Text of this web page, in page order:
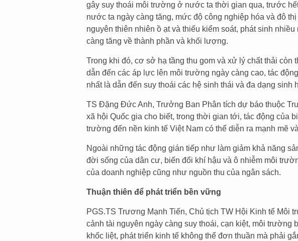
gây suy thoái môi trường ở nước ta thời gian qua, trước
nước ta ngày càng tăng, mức độ công nghiệp hóa và đô
nguyên thiên nhiên ồ ạt và thiếu kiểm soát, phát sinh
càng tăng về thành phần và khối lượng.
Trong khi đó, cơ sở hạ tầng thu gom và xử lý chất thải còn
dẫn đến các áp lực lên môi trường ngày càng cao, tác
nhất là dẫn đến suy thoái các hệ sinh thái và đa dạng sinh
TS Đặng Đức Anh, Trưởng Ban Phân tích dự báo thuộc
xã hội Quốc gia cho biết, trong thời gian tới, tác động của
trường đến nền kinh tế Việt Nam có thể diễn ra mạnh mẽ
Ngoài những tác động gián tiếp như làm giảm khả năng
đời sống của dân cư, biến đổi khí hậu và ô nhiễm môi
của doanh nghiệp cũng như nguồn thu của ngân sách.
Thuận thiên để phát triển bền vững
PGS.TS Trương Mạnh Tiến, Chủ tịch TW Hội Kinh tế Môi
cảnh tài nguyên ngày càng suy thoái, cạn kiệt, môi trường
khốc liệt, phát triển kinh tế không thể đơn thuần mà phải